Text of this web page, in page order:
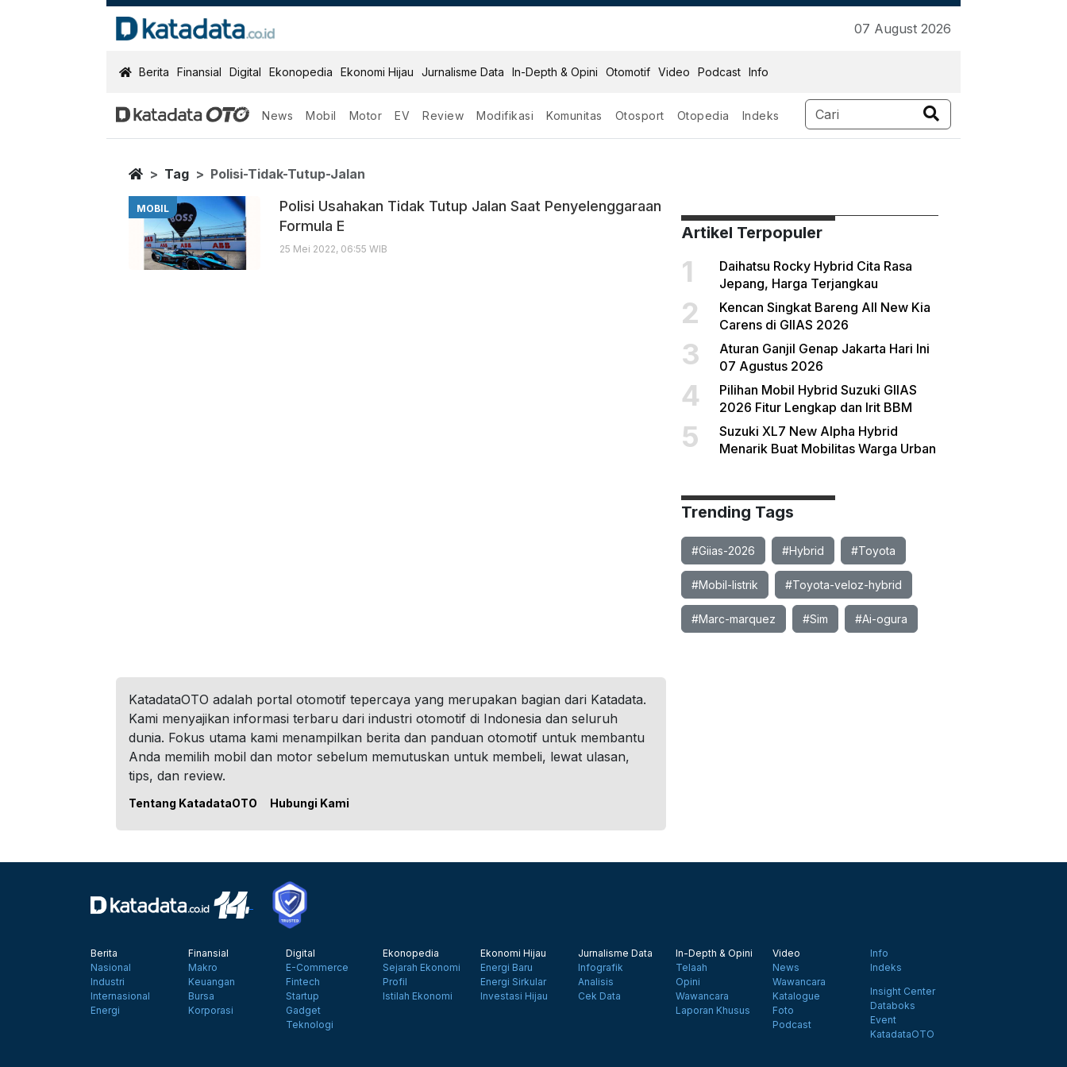
07 August 2026
KatadataOTO
Berita Finansial Digital Ekonopedia Ekonomi Hijau Jurnalisme Data In-Depth & Opini Otomotif Video Podcast Info
News Mobil Motor EV Review Modifikasi Komunitas Otosport Otopedia Indeks
Polisi Tidak Tutup Jalan
Berita Terbaru
Home
Tag Polisi-Tidak-Tutup-Jalan
MOBIL
Polisi Usahakan Tidak Tutup Jalan Saat Penyelenggaraan
Formula E
25 Mei 2022, 06:55 WIB
Artikel Terpopuler
1
Daihatsu Rocky Hybrid Cita Rasa
Jepang, Harga Terjangkau
2
Kencan Singkat Bareng All New Kia
Carens di GIIAS 2026
3
Aturan Ganjil Genap Jakarta Hari Ini
07 Agustus 2026
4
Pilihan Mobil Hybrid Suzuki GIIAS
2026 Fitur Lengkap dan Irit BBM
5
Suzuki XL7 New Alpha Hybrid
Menarik Buat Mobilitas Warga Urban
Trending Tags
#Giias-2026 #Hybrid #Toyota
#Mobil-listrik #Toyota-veloz-hybrid
#Marc-marquez #Sim #Ai-ogura
KatadataOTO adalah portal otomotif tepercaya yang merupakan bagian dari Katadata.
Kami menyajikan informasi terbaru dari industri otomotif di Indonesia dan seluruh
dunia. Fokus utama kami menampilkan berita dan panduan otomotif untuk membantu
Anda memilih mobil dan motor sebelum memutuskan untuk membeli, lewat ulasan,
tips, dan review.
Tentang KatadataOTO Hubungi Kami
Berita
Nasional
Industri
Internasional
Energi
Finansial
Makro
Keuangan
Bursa
Korporasi
Digital
E-Commerce
Fintech
Startup
Gadget
Teknologi
Ekonopedia
Sejarah Ekonomi
Profil
Istilah Ekonomi
Ekonomi Hijau
Energi Baru
Energi Sirkular
Investasi Hijau
Jurnalisme Data
Infografik
Analisis
Cek Data
In-Depth & Opini
Telaah
Opini
Wawancara
Laporan Khusus
Video
News
Wawancara
Katalogue
Foto
Podcast
Info
Indeks
Insight Center
Databoks
Event
KatadataOTO